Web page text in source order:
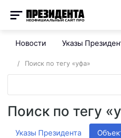
Новости Указы
Поиск по тегу «уфа»
Поиск по тегу
Указы Президента